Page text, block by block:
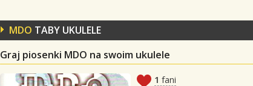
MDO TABY UKULELE
Graj piosenki MDO na swoim ukulele
1 fani